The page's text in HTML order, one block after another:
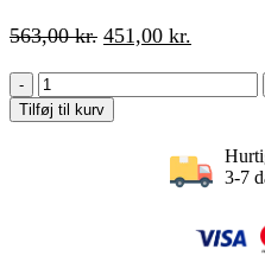
563,00kr. Den
var:
451,00 kr.
Sammenklappelig
Balancebom,
Skridsikker,
Tilføj til kurv
3-7